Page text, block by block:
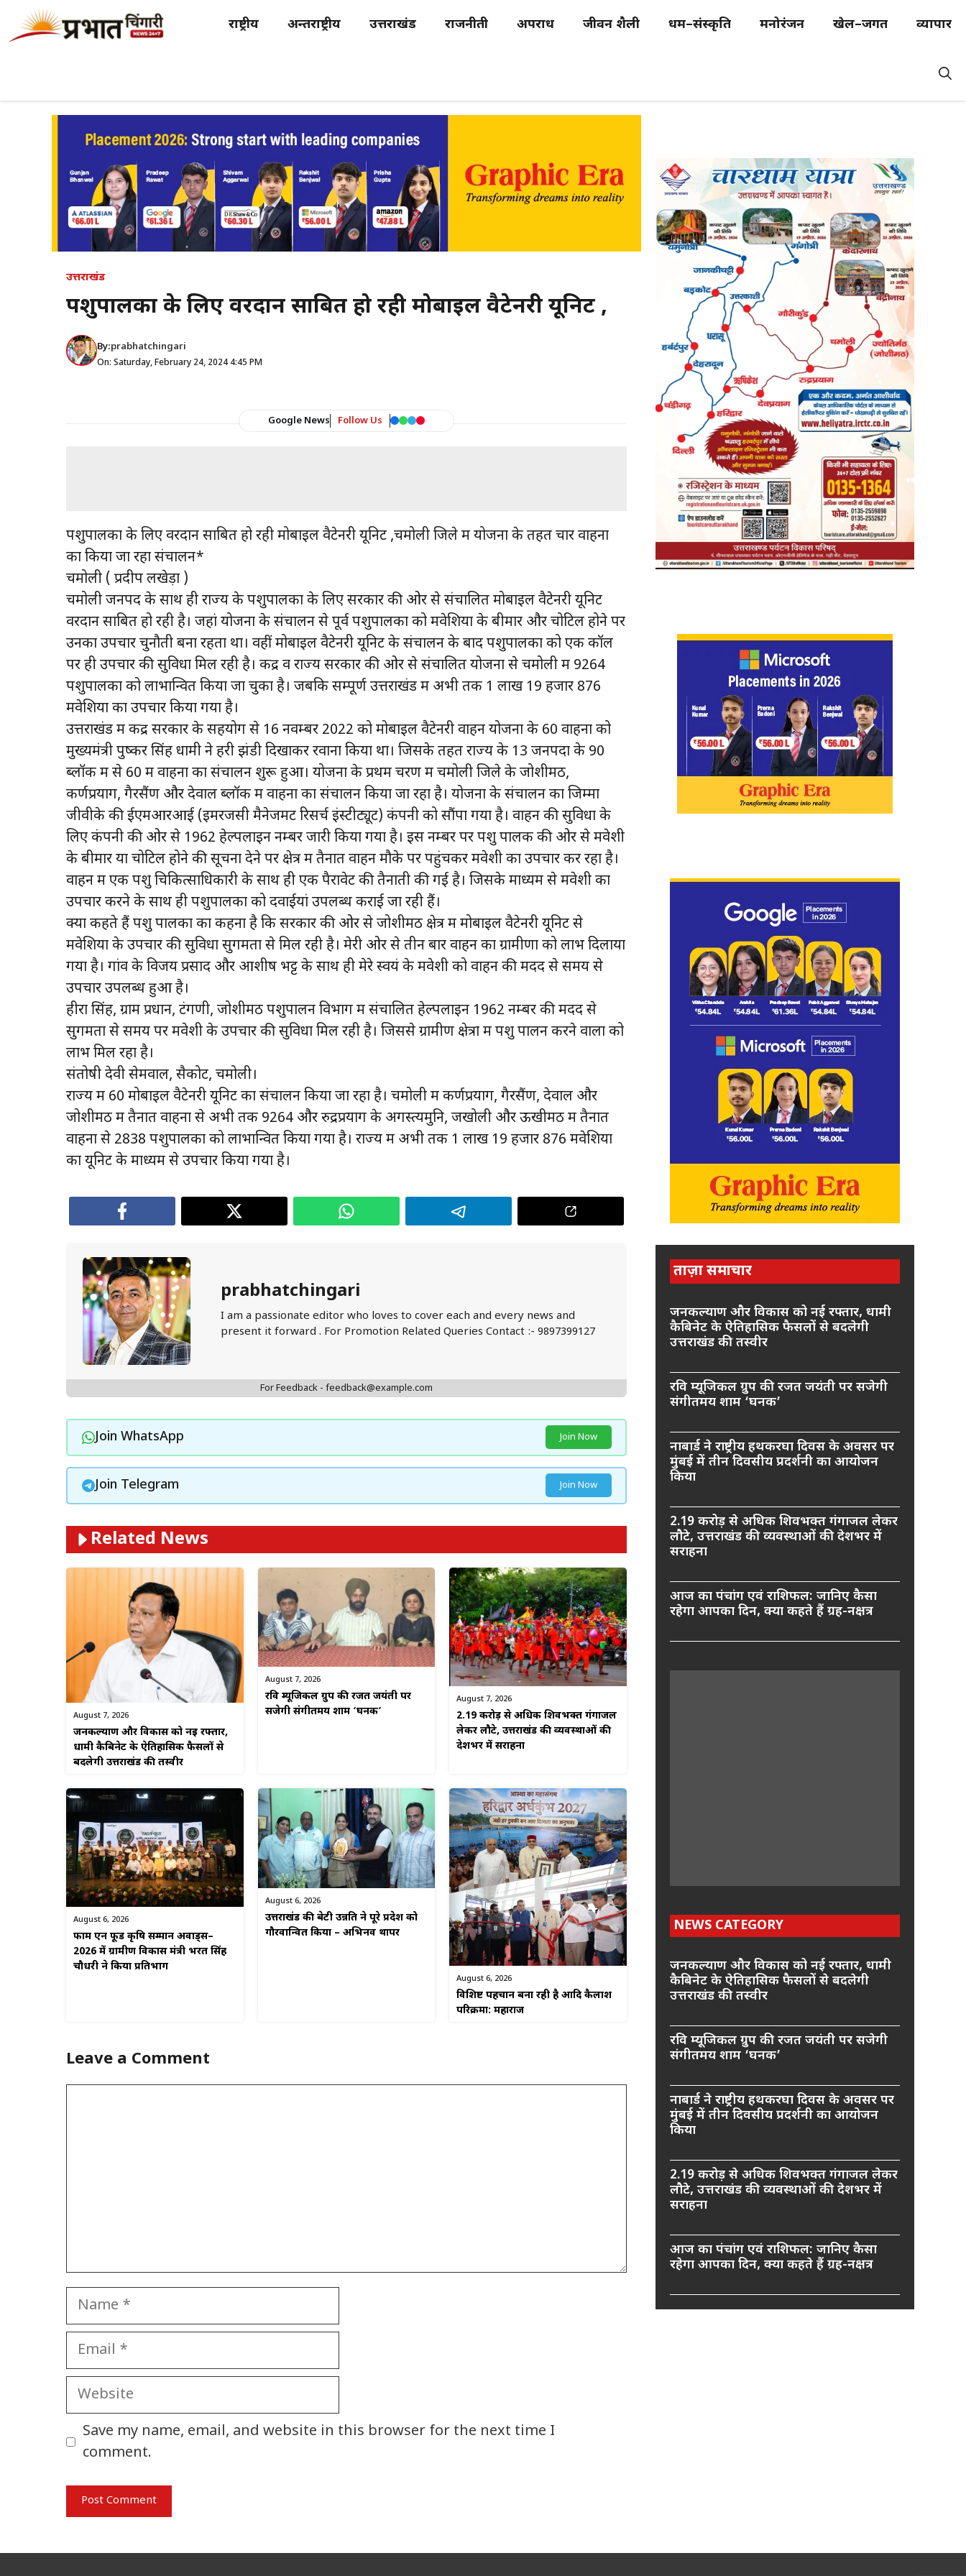
राष्ट्रीय अन्तर्राष्ट्रीय उत्तराखंड राजनीती अपराध जीवन शैली धर्म–संस्कृति मनोरंजन खेल–जगत व्यापार
उत्तराखंड
पशुपालकों के लिए वरदान साबित हो रही मोबाइल वैटेनरी यूनिट ,
By:prabhatchingari
On: Saturday, February 24, 2024 4:45 PM
Google News Follow Us
पशुपालकों के लिए वरदान साबित हो रही मोबाइल वैटेनरी यूनिट ,चमोली जिले में योजना के तहत चार वाहनों
का किया जा रहा संचालन*
चमोली ( प्रदीप लखेड़ा )
चमोली जनपद के साथ ही राज्य के पशुपालकों के लिए सरकार की ओर से संचालित मोबाइल वैटेनरी यूनिट
वरदान साबित हो रही है। जहां योजना के संचालन से पूर्व पशुपालकों को मवेशियों के बीमार और चोटिल होने पर
उनका उपचार चुनौती बना रहता था। वहीं मोबाइल वैटेनरी यूनिट के संचालन के बाद पशुपालकों को एक कॉल
पर ही उपचार की सुविधा मिल रही है। केंद्र व राज्य सरकार की ओर से संचालित योजना से चमोली में 9264
पशुपालकों को लाभान्वित किया जा चुका है। जबकि सम्पूर्ण उत्तराखंड में अभी तक 1 लाख 19 हजार 876
मवेशियों का उपचार किया गया है।
उत्तराखंड में केंद्र सरकार के सहयोग से 16 नवम्बर 2022 को मोबाइल वैटेनरी वाहन योजना के 60 वाहनों को
मुख्यमंत्री पुष्कर सिंह धामी ने हरी झंडी दिखाकर रवाना किया था। जिसके तहत राज्य के 13 जनपदों के 90
ब्लॉक में से 60 में वाहनों का संचालन शुरू हुआ। योजना के प्रथम चरण में चमोली जिले के जोशीमठ,
कर्णप्रयाग, गैरसैंण और देवाल ब्लॉक में वाहनों का संचालन किया जा रहा है। योजना के संचालन का जिम्मा
जीवीके की ईएमआरआई (इमरजेंसी मैनेजमेंट रिसर्च इंस्टीट्यूट) कंपनी को सौंपा गया है। वाहन की सुविधा के
लिए कंपनी की ओर से 1962 हेल्पलाइन नम्बर जारी किया गया है। इस नम्बर पर पशु पालक की ओर से मवेशी
के बीमार या चोटिल होने की सूचना देने पर क्षेत्र में तैनात वाहन मौके पर पहुंचकर मवेशी का उपचार कर रहा है।
वाहन में एक पशु चिकित्साधिकारी के साथ ही एक पैरावेट की तैनाती की गई है। जिसके माध्यम से मवेशी का
उपचार करने के साथ ही पशुपालकों को दवाईयां उपलब्ध कराई जा रही हैं।
क्या कहते हैं पशु पालकों का कहना है कि सरकार की ओर से जोशीमठ क्षेत्र में मोबाइल वैटेनरी यूनिट से
मवेशियों के उपचार की सुविधा सुगमता से मिल रही है। मेरी ओर से तीन बार वाहन का ग्रामीणों को लाभ दिलाया
गया है। गांव के विजय प्रसाद और आशीष भट्ट के साथ ही मेरे स्वयं के मवेशी को वाहन की मदद से समय से
उपचार उपलब्ध हुआ है।
हीरा सिंह, ग्राम प्रधान, टंगणी, जोशीमठ पशुपालन विभाग में संचालित हेल्पलाइन 1962 नम्बर की मदद से
सुगमता से समय पर मवेशी के उपचार की सुविधा मिल रही है। जिससे ग्रामीण क्षेत्रों में पशु पालन करने वालों को
लाभ मिल रहा है।
संतोषी देवी सेमवाल, सैकोट, चमोली।
राज्य में 60 मोबाइल वैटेनरी यूनिट का संचालन किया जा रहा है। चमोली में कर्णप्रयाग, गैरसैंण, देवाल और
जोशीमठ में तैनात वाहनों से अभी तक 9264 और रुद्रप्रयाग के अगस्त्यमुनि, जखोली और ऊखीमठ में तैनात
वाहनों से 2838 पशुपालकों को लाभान्वित किया गया है। राज्य में अभी तक 1 लाख 19 हजार 876 मवेशियों
का यूनिट के माध्यम से उपचार किया गया है।
prabhatchingari
I am a passionate editor who loves to cover each and every news and
present it forward . For Promotion Related Queries Contact :- 9897399127
For Feedback - feedback@example.com
Join WhatsApp Join Now
Join Telegram Join Now
Related News
August 7, 2026
जनकल्याण और विकास को नई रफ्तार,
धामी कैबिनेट के ऐतिहासिक फैसलों से
बदलेगी उत्तराखंड की तस्वीर
August 7, 2026
रवि म्यूजिकल ग्रुप की रजत जयंती पर
सजेगी संगीतमय शाम ‘घनक’
August 7, 2026
2.19 करोड़ से अधिक शिवभक्त गंगाजल
लेकर लौटे, उत्तराखंड की व्यवस्थाओं की
देशभर में सराहना
August 6, 2026
फार्म एन फूड कृषि सम्मान अवार्ड्स–
2026 में ग्रामीण विकास मंत्री भरत सिंह
चौधरी ने किया प्रतिभाग
August 6, 2026
उत्तराखंड की बेटी उन्नति ने पूरे प्रदेश को
गौरवान्वित किया – अभिनव थापर
August 6, 2026
विशिष्ट पहचान बना रही है आदि कैलाश
परिक्रमा: महाराज
Leave a Comment
Name
Email
Website
Save my name, email, and website in this browser for the next time I
comment.
ताज़ा समाचार
जनकल्याण और विकास को नई रफ्तार, धामी
कैबिनेट के ऐतिहासिक फैसलों से बदलेगी
उत्तराखंड की तस्वीर
रवि म्यूजिकल ग्रुप की रजत जयंती पर सजेगी
संगीतमय शाम ‘घनक’
नाबार्ड ने राष्ट्रीय हथकरघा दिवस के अवसर पर
मुंबई में तीन दिवसीय प्रदर्शनी का आयोजन
किया
2.19 करोड़ से अधिक शिवभक्त गंगाजल लेकर
लौटे, उत्तराखंड की व्यवस्थाओं की देशभर में
सराहना
आज का पंचांग एवं राशिफल: जानिए कैसा
रहेगा आपका दिन, क्या कहते हैं ग्रह-नक्षत्र
NEWS CATEGORY
जनकल्याण और विकास को नई रफ्तार, धामी
कैबिनेट के ऐतिहासिक फैसलों से बदलेगी
उत्तराखंड की तस्वीर
रवि म्यूजिकल ग्रुप की रजत जयंती पर सजेगी
संगीतमय शाम ‘घनक’
नाबार्ड ने राष्ट्रीय हथकरघा दिवस के अवसर पर
मुंबई में तीन दिवसीय प्रदर्शनी का आयोजन
किया
2.19 करोड़ से अधिक शिवभक्त गंगाजल लेकर
लौटे, उत्तराखंड की व्यवस्थाओं की देशभर में
सराहना
आज का पंचांग एवं राशिफल: जानिए कैसा
रहेगा आपका दिन, क्या कहते हैं ग्रह-नक्षत्र